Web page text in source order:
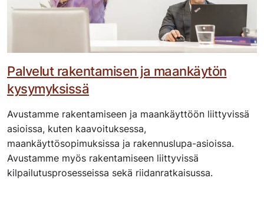
Palvelut rakentamisen ja maankäytön
kysymyksissä
Avustamme rakentamiseen ja maankäyttöön liittyvissä
asioissa, kuten kaavoituksessa,
maankäyttösopimuksissa ja rakennuslupa-asioissa.
Avustamme myös rakentamiseen liittyvissä
kilpailutusprosesseissa sekä riidanratkaisussa.